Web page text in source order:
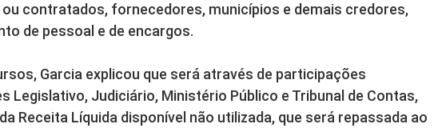
contratados, fornecedores, municípios e demais credores,
de pessoal e de encargos.
Garcia explicou que será através de participações
Legislativo, Judiciário, Ministério Público e Tribunal de Contas,
Receita Líquida disponível não utilizada, que será repassada ao